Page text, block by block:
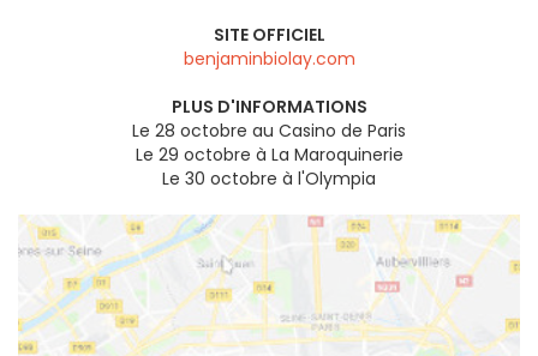
SITE OFFICIEL
benjaminbiolay.com
PLUS D'INFORMATIONS
Le 28 octobre au Casino de Paris
Le 29 octobre à La Maroquinerie
Le 30 octobre à l'Olympia